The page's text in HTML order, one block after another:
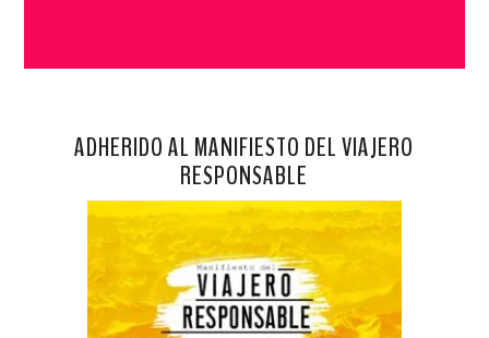
ADHERIDO AL MANIFIESTO DEL VIAJERO
RESPONSABLE